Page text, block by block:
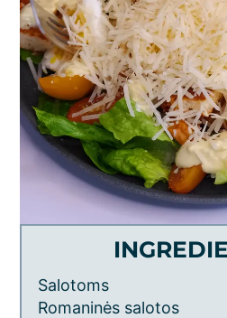
Salotoms
Romaninės salotos